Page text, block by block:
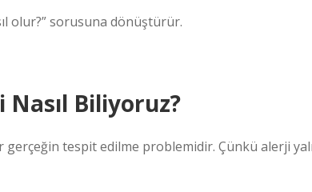
olur?” sorusuna dönüştürür.
Biliyoruz?
gerçeğin tespit edilme problemidir. Çünkü alerji